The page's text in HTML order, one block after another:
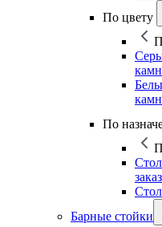
По цвету
По
заказ
Барные стойки